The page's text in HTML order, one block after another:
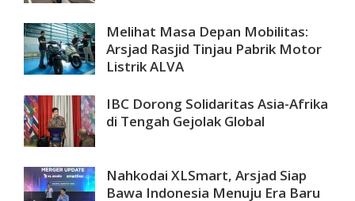
Melihat Masa Depan Mobilitas:
Arsjad Rasjid Tinjau Pabrik Motor
Listrik ALVA
IBC Dorong Solidaritas Asia-Afrika
di Tengah Gejolak Global
Nahkodai XLSmart, Arsjad Siap
Bawa Indonesia Menuju Era Baru